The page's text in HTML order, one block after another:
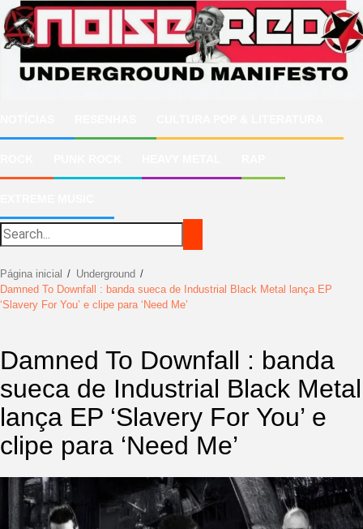
para
o
conteúdo
Página inicial
Underground
Damned To Downfall : banda sueca de Industrial Black Metal lança EP
‘Slavery For You’ e clipe para ‘Need Me’
Damned To Downfall : banda
sueca de Industrial Black Metal
lança EP ‘Slavery For You’ e
clipe para ‘Need Me’